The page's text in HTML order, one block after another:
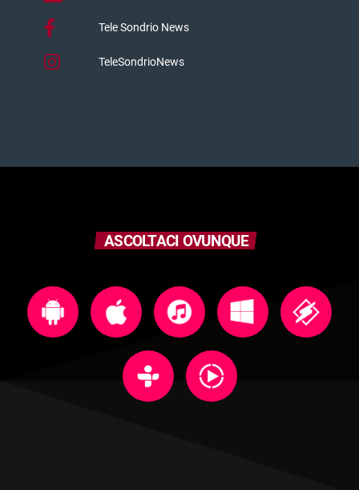
Tele Sondrio News
TeleSondrioNews
ASCOLTACI OVUNQUE